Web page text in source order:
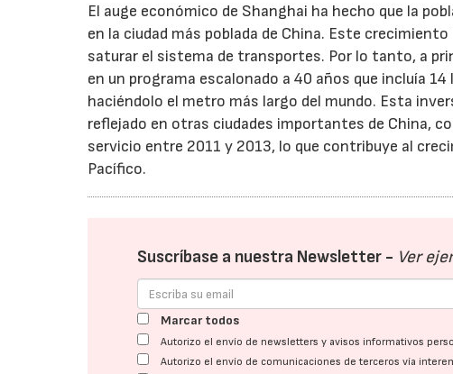
El auge económico de Shanghai ha hecho que la
en la ciudad más poblada de China. Este
saturar el sistema de transportes. Por lo tanto, a
en un programa escalonado a 40 años que incluía
haciéndolo el metro más largo del mundo. Esta
reflejado en otras ciudades importantes de China,
servicio entre 2011 y 2013, lo que contribuye al
Pacífico.
Suscríbase a nuestra Newsletter - Ver
Marcar todos
Autorizo el envío de newsletters y avisos informativos
Autorizo el envío de comunicaciones de terceros vía